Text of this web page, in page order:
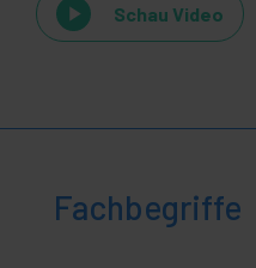
Schau Video
Fachbegriffe